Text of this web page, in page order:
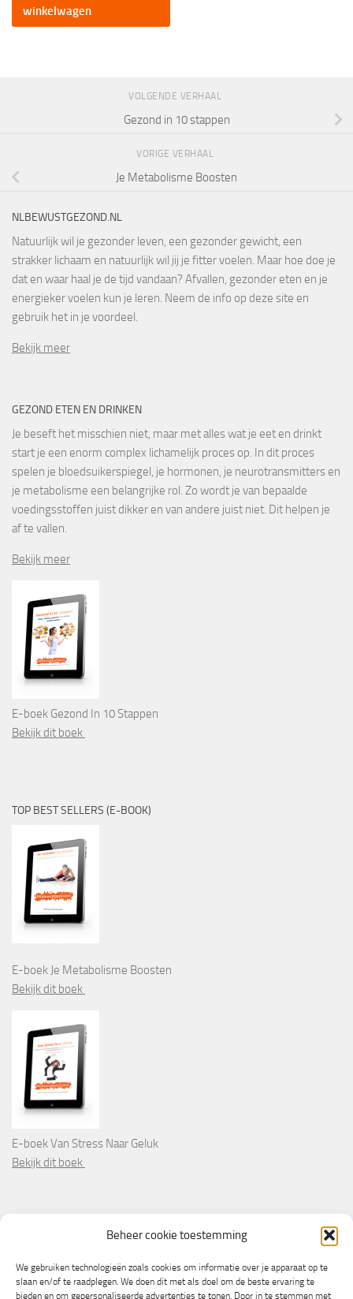
Beheer cookie toestemming
We gebruiken technologieën zoals cookies om informatie over je apparaat op te
slaan en/of te raadplegen. We doen dit met als doel om de beste ervaring te
bieden en om gepersonaliseerde advertenties te tonen. Door in te stemmen met
winkelwagen
VOLGENDE VERHAAL
Gezond in 10 stappen
VORIGE VERHAAL
Je Metabolisme Boosten
NLBEWUSTGEZOND.NL
Natuurlijk wil je gezonder leven, een gezonder gewicht, een
strakker lichaam en natuurlijk wil jij je fitter voelen. Maar hoe doe je
dat en waar haal je de tijd vandaan? Afvallen, gezonder eten en je
energieker voelen kun je leren. Neem de info op deze site en
gebruik het in je voordeel.
Bekijk meer
GEZOND ETEN EN DRINKEN
Je beseft het misschien niet, maar met alles wat je eet en drinkt
start je een enorm complex lichamelijk proces op. In dit proces
spelen je bloedsuikerspiegel, je hormonen, je neurotransmitters en
je metabolisme een belangrijke rol. Zo wordt je van bepaalde
voedingsstoffen juist dikker en van andere juist niet. Dit helpen je
af te vallen.
Bekijk meer
E-boek Gezond In 10 Stappen
Bekijk dit boek
TOP BEST SELLERS (E-BOOK)
E-boek Je Metabolisme Boosten
Bekijk dit boek
E-boek Van Stress Naar Geluk
Bekijk dit boek